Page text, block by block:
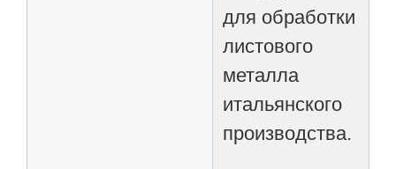
для обработки
листового
металла
итальянского
производства.